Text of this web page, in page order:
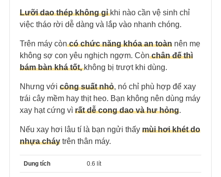
Lưỡi dao thép không gỉ khi nào cần vệ sinh chỉ
việc tháo rời dễ dàng và lắp vào nhanh chóng.
Trên máy còncó chức năng khóa an toàn nên mẹ
không sợ con yêu nghịch ngợm. Cònchân đế thì
bám bàn khá tốt,không bị trượt khi dùng.
Nhưng với công suất nhỏ, nó chỉ phù hợp để xay
trái cây mềm hay thịt heo. Bạn không nên dùng máy
xay hạt cứng vì rất dễ cong dao và hư hỏng.
Nếu xay hơi lâu tí là bạn ngửi thấy mùi hơi khét do
nhựa cháy trên thân máy.
Dung tích 0.6 lít